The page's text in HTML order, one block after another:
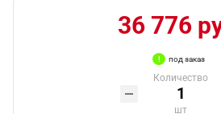
36 776
под заказ
Количество
шт